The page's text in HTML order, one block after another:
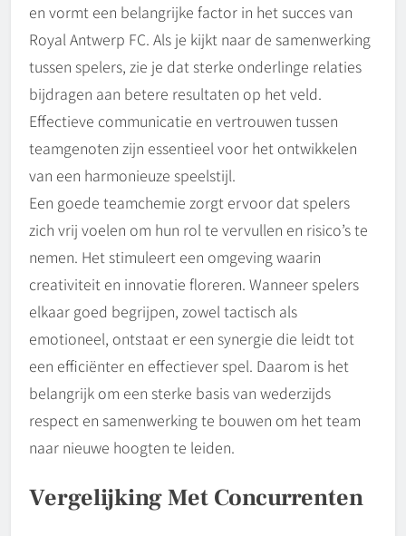
en vormt een belangrijke factor in het succes van
Royal Antwerp FC. Als je kijkt naar de samenwerking
tussen spelers, zie je dat sterke onderlinge relaties
bijdragen aan betere resultaten op het veld.
Effectieve communicatie en vertrouwen tussen
teamgenoten zijn essentieel voor het ontwikkelen
van een harmonieuze speelstijl.
Een goede teamchemie zorgt ervoor dat spelers
zich vrij voelen om hun rol te vervullen en risico’s te
nemen. Het stimuleert een omgeving waarin
creativiteit en innovatie floreren. Wanneer spelers
elkaar goed begrijpen, zowel tactisch als
emotioneel, ontstaat er een synergie die leidt tot
een efficiënter en effectiever spel. Daarom is het
belangrijk om een sterke basis van wederzijds
respect en samenwerking te bouwen om het team
naar nieuwe hoogten te leiden.
Vergelijking Met Concurrenten